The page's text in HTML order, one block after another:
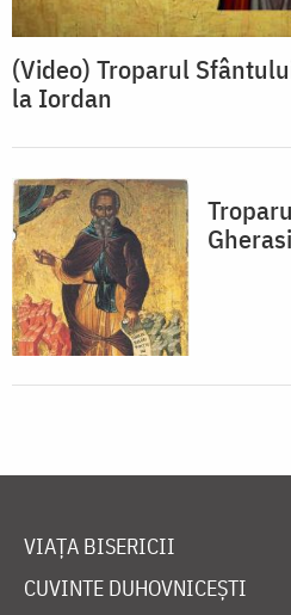
(Video) Troparul
la Iordan
VIAȚA BISERICII
CUVINTE DUHOVNICEȘTI